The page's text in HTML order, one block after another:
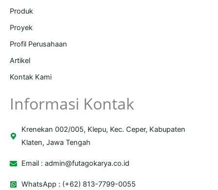
Produk
Proyek
Profil Perusahaan
Artikel
Kontak Kami
Informasi Kontak
Krenekan 002/005, Klepu, Kec. Ceper, Kabupaten
Klaten, Jawa Tengah
Email :admin@futagokarya.co.id
WhatsApp : (+62) 813-7799-0055